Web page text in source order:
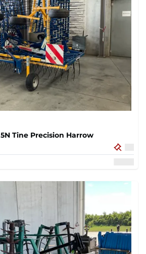
Tine Precision Harrow